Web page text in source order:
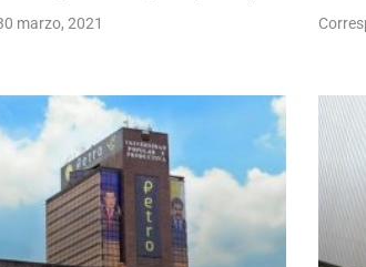
marzo, 2021